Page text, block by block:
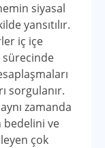
siyasal
yansıtılır.
iç içe
sürecinde
sorgulanır.
zamanda
ve
çok